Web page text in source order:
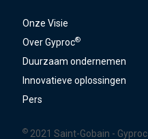
Onze Visie
Over Gyproc®
Duurzaam ondernemen
Innovatieve oplossingen
Pers
© 2021 Saint-Gobain - Gyproc